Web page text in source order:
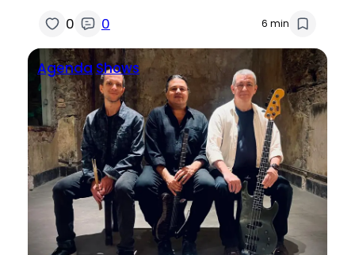
0 0 6 min
Agenda Shows